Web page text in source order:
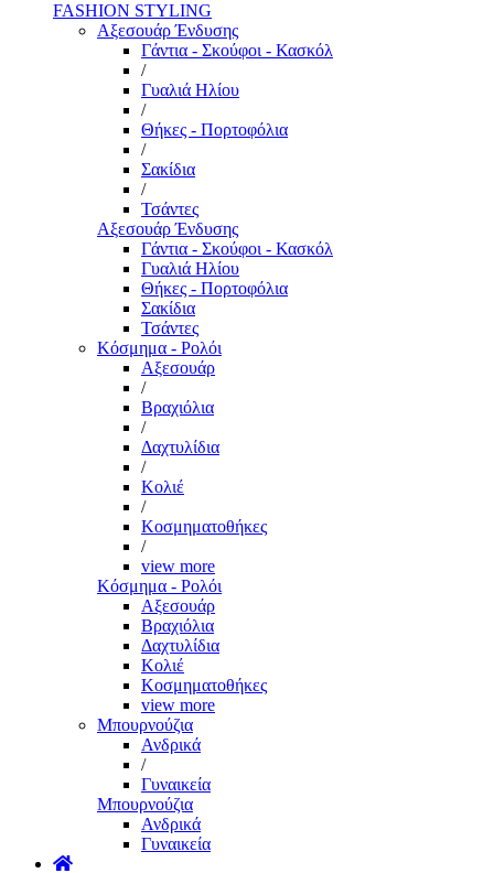
FASHION STYLING
Αξεσουάρ Ένδυσης
Γάντια - Σκούφοι - Κασκόλ
/
Γυαλιά Ηλίου
/
Θήκες - Πορτοφόλια
/
Σακίδια
/
Τσάντες
Αξεσουάρ Ένδυσης
Γάντια - Σκούφοι - Κασκόλ
Γυαλιά Ηλίου
Θήκες - Πορτοφόλια
Σακίδια
Τσάντες
Κόσμημα - Ρολόι
Αξεσουάρ
/
Βραχιόλια
/
Δαχτυλίδια
/
Κολιέ
/
Κοσμηματοθήκες
/
view more
Κόσμημα - Ρολόι
Αξεσουάρ
Βραχιόλια
Δαχτυλίδια
Κολιέ
Κοσμηματοθήκες
view more
Μπουρνούζια
Ανδρικά
/
Γυναικεία
Μπουρνούζια
Ανδρικά
Γυναικεία